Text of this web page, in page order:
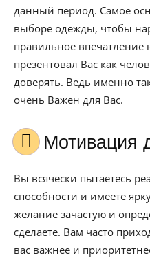
данный период. Самое
выборе одежды, чтобы
правильное
презентовал Вас как
доверять. Ведь именно
очень Важен для Вас.
Вы всячески пытаетесь
способности и имеете
желание зачастую и
сделаете. Вам часто
вас важнее и